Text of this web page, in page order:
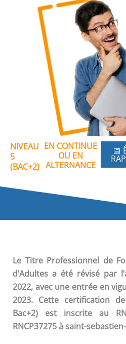
NIVEAU
5
(BAC+2)
EN CONTINUE
OU EN
ALTERNANCE
📅
Le Titre Professionnel de
d’Adultes a été révisé par
2022, avec une entrée en
2023. Cette certification
Bac+2) est inscrite au
RNCP37275 à saint-